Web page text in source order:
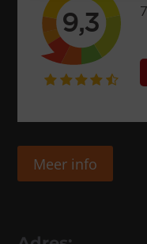
Meer info